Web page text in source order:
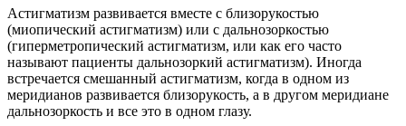
Астигматизм развивается вместе с близорукостью
(миопический астигматизм) или с дальнозоркостью
(гиперметропический астигматизм, или как его часто
называют пациенты дальнозоркий астигматизм). Иногда
встречается смешанный астигматизм, когда в одном из
меридианов развивается близорукость, а в другом меридиане
дальнозоркость и все это в одном глазу.